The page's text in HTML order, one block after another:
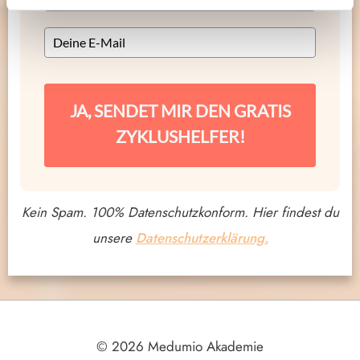
JA, SENDET MIR DEN GRATIS
ZYKLUSHELFER!
Kein Spam. 100% Datenschutzkonform. Hier findest du
unsere Datenschutzerklärung.
© 2026 Medumio Akademie